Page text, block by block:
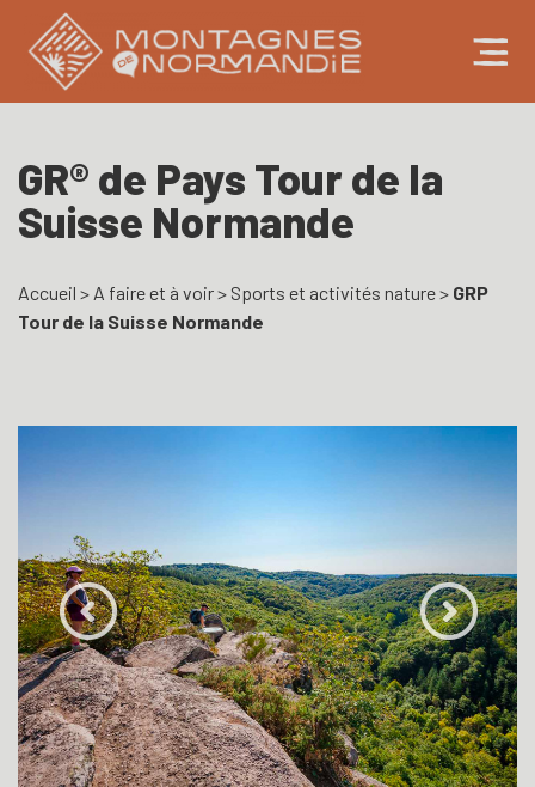
GR® de Pays Tour de la
Suisse Normande
Accueil > A faire et à voir> Sports et activités nature> GRP
Tour de la Suisse Normande